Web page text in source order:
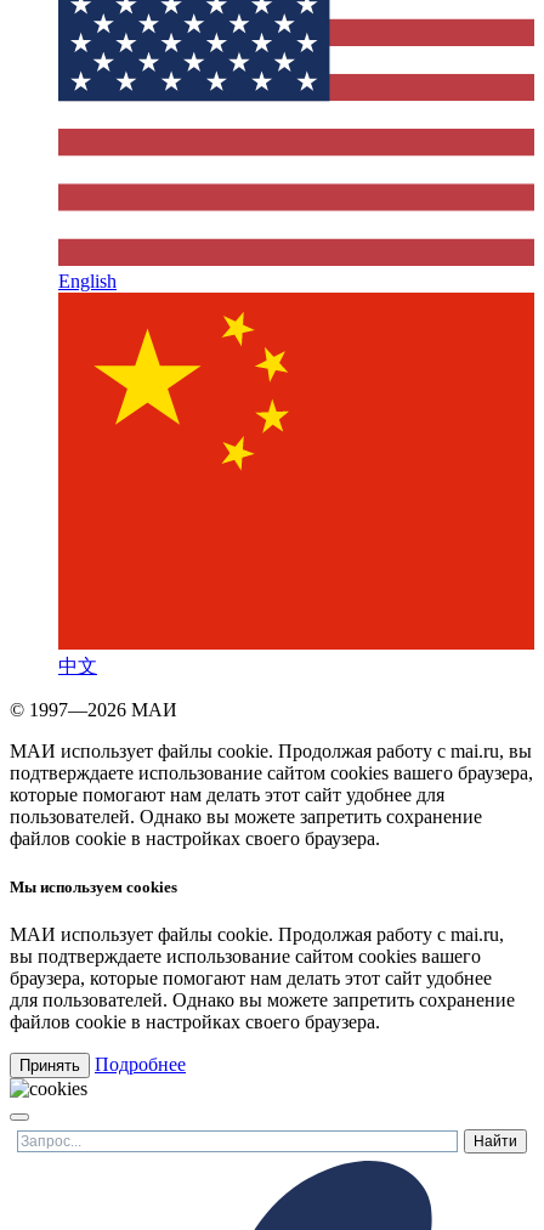
English
中文
© 1997—2026 МАИ
МАИ использует файлы cookie. Продолжая работу с mai.ru, вы
подтверждаете использование сайтом cookies вашего браузера,
которые помогают нам делать этот сайт удобнее для
пользователей. Однако вы можете запретить сохранение
файлов cookie в настройках своего браузера.
Мы используем cookies
МАИ использует файлы cookie. Продолжая работу с mai.ru,
вы подтверждаете использование сайтом cookies вашего
браузера, которые помогают нам делать этот сайт удобнее
для пользователей. Однако вы можете запретить сохранение
файлов cookie в настройках своего браузера.
Принять Подробнее